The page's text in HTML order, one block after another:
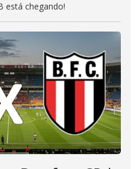
está chegando!